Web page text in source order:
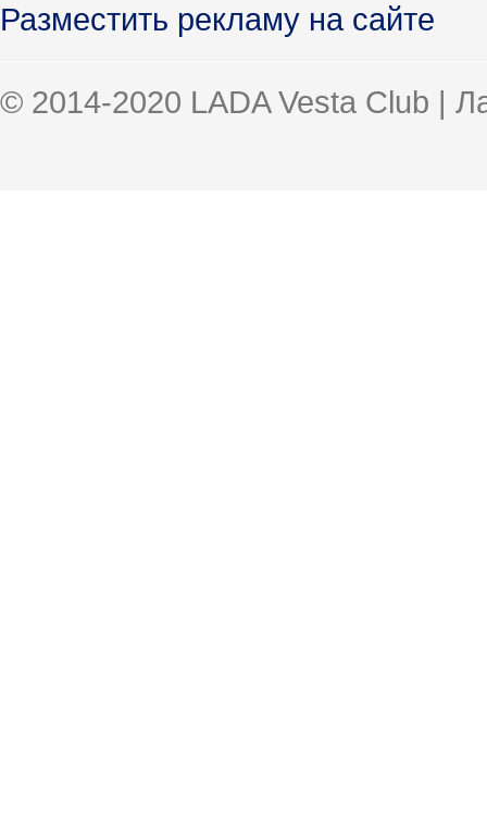
Разместить рекламу на сайте
© 2014-2020 LADA Vesta Club |